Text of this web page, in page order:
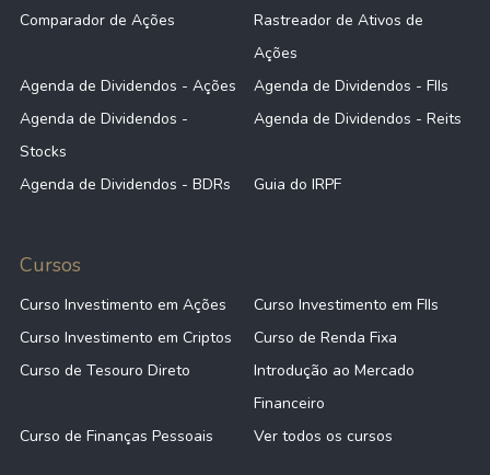
Comparador de Ações
Rastreador de Ativos de
Ações
Agenda de Dividendos - Ações
Agenda de Dividendos - FIIs
Agenda de Dividendos -
Stocks
Agenda de Dividendos - Reits
Agenda de Dividendos - BDRs Guia do IRPF
Cursos
Curso Investimento em Ações
Curso Investimento em FIIs
Curso Investimento em Criptos
Curso de Renda Fixa
Curso de Tesouro Direto
Introdução ao Mercado
Financeiro
Curso de Finanças Pessoais
Ver todos os cursos